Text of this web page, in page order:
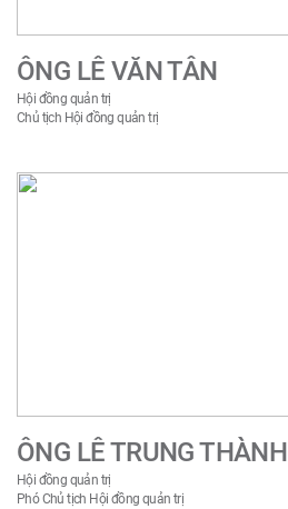
2016
2008
ÔNG LÊ VĂN TÂN
Hội đồng quản trị
Chủ tịch Hội đồng quản trị
ÔNG LÊ TRUNG THÀNH
Hội đồng quản trị
Phó Chủ tịch Hội đồng quản trị